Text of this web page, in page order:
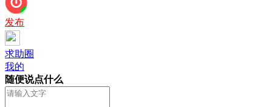
发布
求助圈
我的
随便说点什么